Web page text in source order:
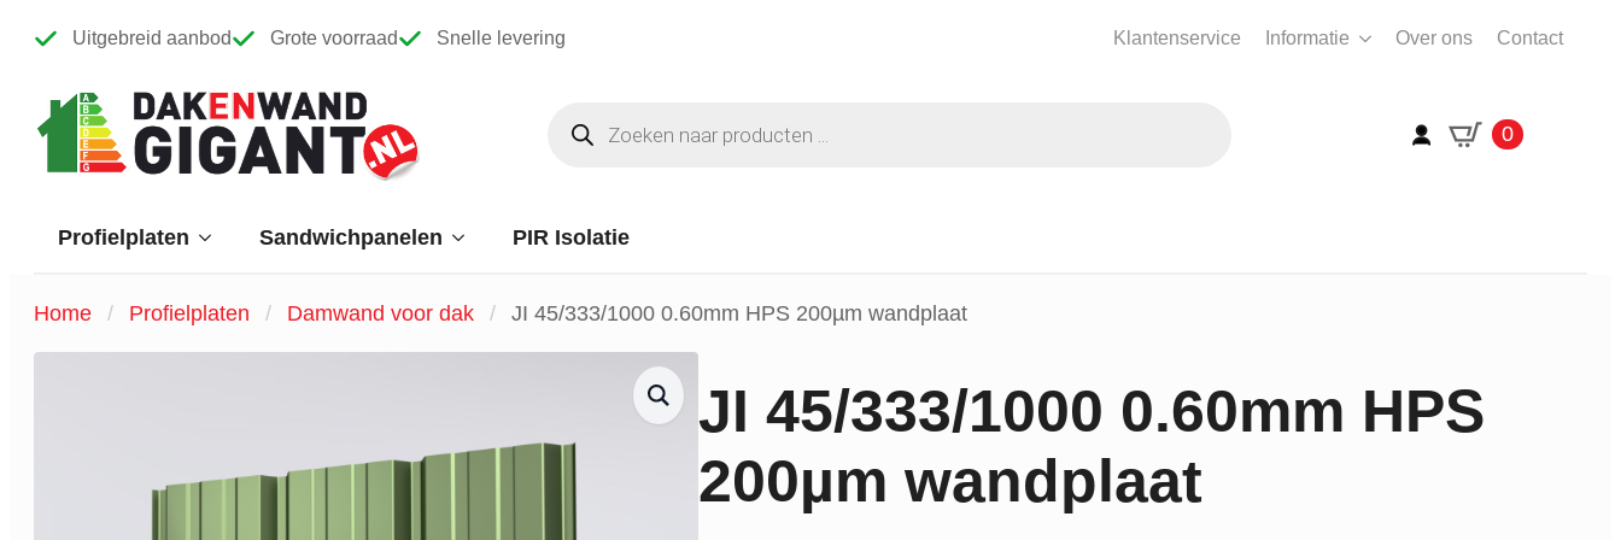
Uitgebreid aanbod Grote voorraad Snelle levering Klantenservice Informatie Over ons Contact
zoeken
0
Profielplaten Sandwichpanelen PIR Isolatie
Home Profielplaten Damwand voor dak JI 45/333/1000 0.60mm HPS 200µm wandplaat
JI 45/333/1000 0.60mm HPS
200µm wandplaat